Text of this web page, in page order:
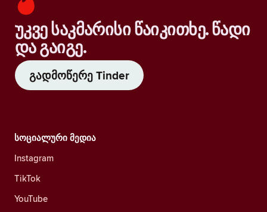
უკვე საკმარისი წაიკითხე. წადი
და გაიგე.
გადმოწერე Tinder
სოციალური მედია
Instagram
TikTok
YouTube